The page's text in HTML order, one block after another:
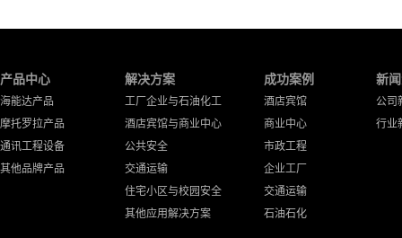
产品中心
海能达产品
摩托罗拉产品
通讯工程设备
其他品牌产品
解决方案
工厂企业与石油化工
酒店宾馆与商业中心
公共安全
交通运输
住宅小区与校园安全
其他应用解决方案
成功案例
酒店宾馆
商业中心
市政工程
企业工厂
交通运输
石油石化
新
公司
行业